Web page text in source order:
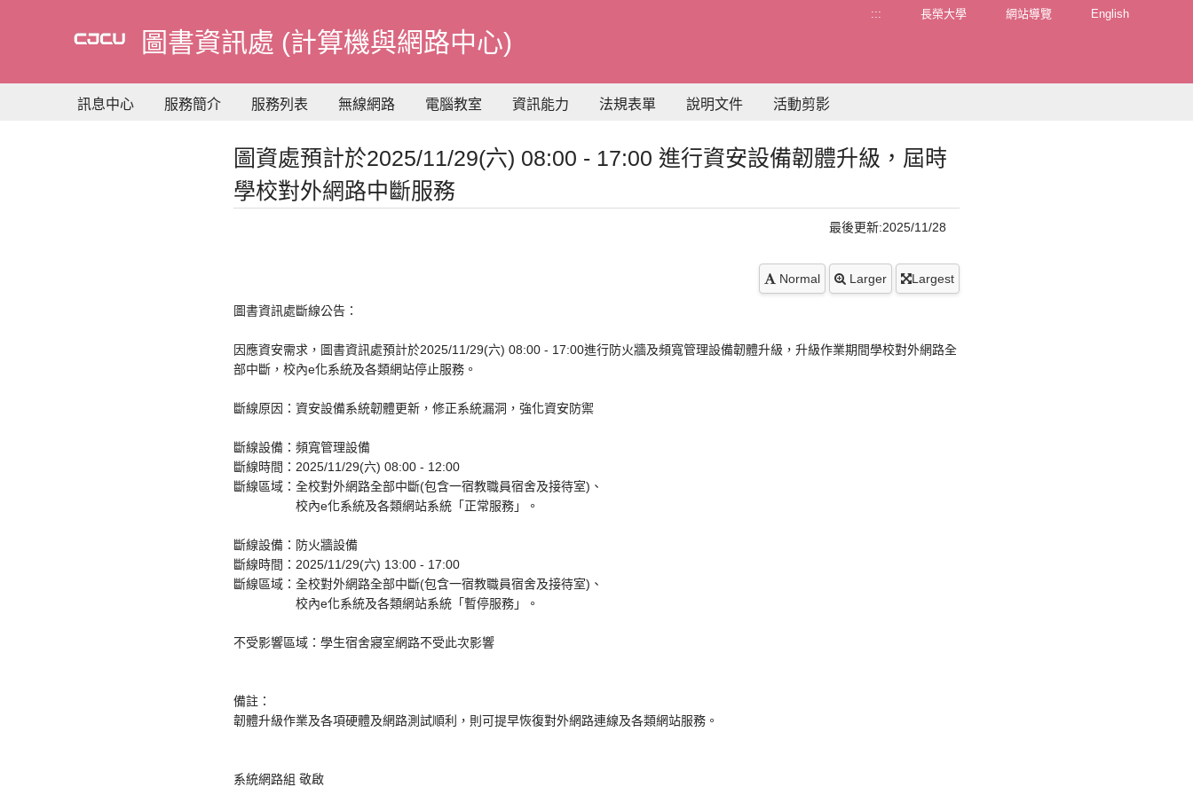
要
容
圖書資訊處 (計算機與網路中心)
::: 長榮大學 網站導覽 English
訊息中心 服務簡介 服務列表 無線網路 電腦教室 資訊能力 法規表單 說明文件 活動剪影
圖資處預計於2025/11/29(六) 08:00 - 17:00 進行資安設備韌體升級，屆時
學校對外網路中斷服務
最後更新:2025/11/28
Normal Larger Largest
圖書資訊處斷線公告：
因應資安需求，圖書資訊處預計於2025/11/29(六) 08:00 - 17:00進行防火牆及頻寬管理設備韌體升級，升級作業期間學校對外網路全
部中斷，校內e化系統及各類網站停止服務。
斷線原因：資安設備系統韌體更新，修正系統漏洞，強化資安防禦
斷線設備：頻寬管理設備
斷線時間：2025/11/29(六) 08:00 - 12:00
斷線區域：全校對外網路全部中斷(包含一宿教職員宿舍及接待室)、
校內e化系統及各類網站系統「正常服務」。
斷線設備：防火牆設備
斷線時間：2025/11/29(六) 13:00 - 17:00
斷線區域：全校對外網路全部中斷(包含一宿教職員宿舍及接待室)、
校內e化系統及各類網站系統「暫停服務」。
不受影響區域：學生宿舍寢室網路不受此次影響
備註：
韌體升級作業及各項硬體及網路測試順利，則可提早恢復對外網路連線及各類網站服務。
系統網路組 敬啟